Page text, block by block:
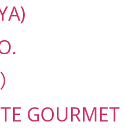
GOURMET